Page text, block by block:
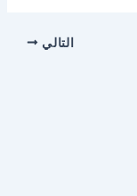
التالي